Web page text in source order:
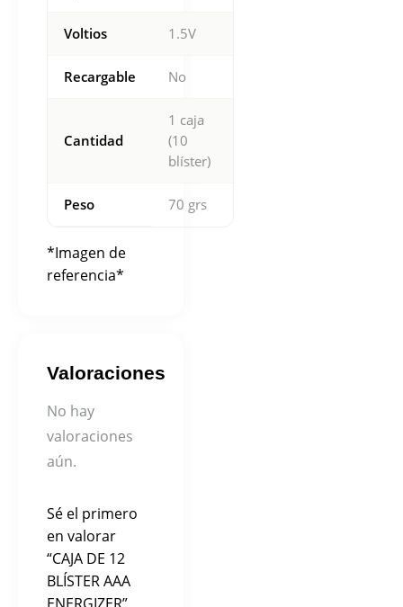
Voltios 1.5V
Recargable No
Cantidad
1 caja
(10
blíster)
Peso 70 grs
*Imagen de
referencia*
Valoraciones
No hay
valoraciones
aún.
Sé el primero
en valorar
“CAJA DE 12
BLÍSTER AAA